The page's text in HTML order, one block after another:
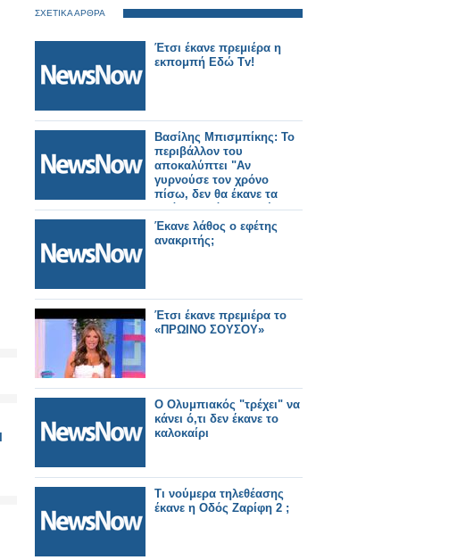
ΣΧΕΤΙΚΑ ΑΡΘΡΑ
Έτσι έκανε πρεμιέρα η
εκπομπή Εδώ Tv!
Βασίλης Μπισμπίκης: Το
περιβάλλον του
αποκαλύπτει "Αν
γυρνούσε τον χρόνο
πίσω, δεν θα έκανε τα
πράγματα όπως τα έκανε
Έκανε λάθος ο εφέτης
ανακριτής;
Έτσι έκανε πρεμιέρα το
«ΠΡΩΙΝΟ ΣΟΥΣΟΥ»
Ο Ολυμπιακός "τρέχει" να
κάνει ό,τι δεν έκανε το
καλοκαίρι
Τι νούμερα τηλεθέασης
έκανε η Οδός Ζαρίφη 2 ;